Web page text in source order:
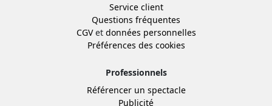
Service client
Questions fréquentes
CGVet données personnelles
Préférences des cookies
Professionnels
Référencer un spectacle
Publicité